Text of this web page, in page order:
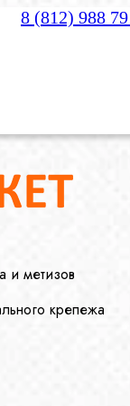
8 (812) 988
и метизов
крепежа